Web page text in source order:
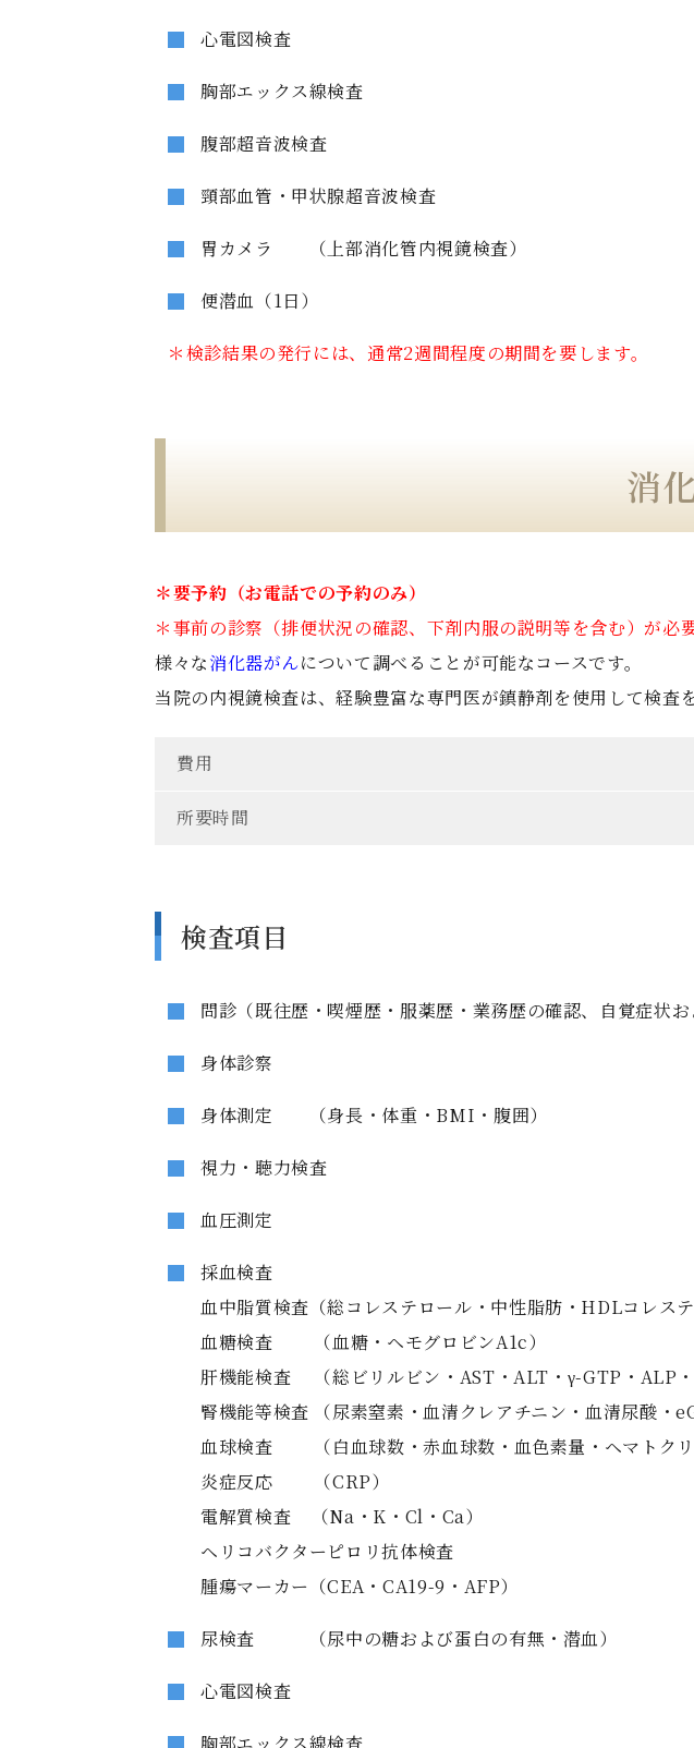
心電図検査
胸部エックス線検査
腹部超音波検査
頸部血管・甲状腺超音波検査
胃カメラ （上部消化管内視鏡検査）
便潜血（1日）
＊検診結果の発行には、通常2週間程度の期間を要します。
消
＊要予約（お電話での予約のみ）
＊事前の診察（排便状況の確認、下剤内服の説明等を含む）が必
様々な消化器がんについて調べることが可能なコースです。
当院の内視鏡検査は、経験豊富な専門医が鎮静剤を使用して検査を
費用
所要時間
検査項目
問診（既往歴・喫煙歴・服薬歴・業務歴の確認、自覚症状お
身体診察
身体測定 （身長・体重・BMI・腹囲）
視力・聴力検査
血圧測定
採血検査
血中脂質検査（総コレステロール・中性脂肪・HDLコレス
血糖検査 （血糖・ヘモグロビンA1c）
肝機能検査 （総ビリルビン・AST・ALT・γ-GTP・ALP
腎機能等検査 （尿素窒素・血清クレアチニン・血清尿酸・
血球検査 （白血球数・赤血球数・血色素量・ヘマトクリ
炎症反応 （CRP）
電解質検査 （Na・K・Cl・Ca）
ヘリコバクターピロリ抗体検査
腫瘍マーカー（CEA・CA19-9・AFP）
尿検査 （尿中の糖および蛋白の有無・潜血）
心電図検査
胸部エックス線検査